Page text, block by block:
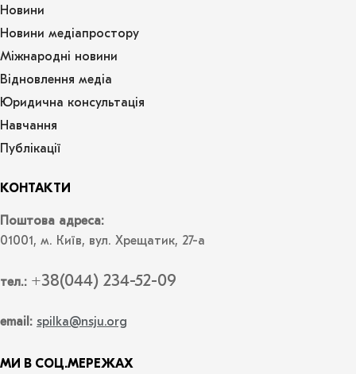
Новини
Новини медіапростору
Міжнародні новини
Відновлення медіа
Юридична консультація
Навчання
Публікації
КОНТАКТИ
Поштова адреса:
01001, м. Київ, вул. Хрещатик, 27-а
тел.: +38(044) 234-52-09
email: spilka@nsju.org
МИ В СОЦ.МЕРЕЖАХ